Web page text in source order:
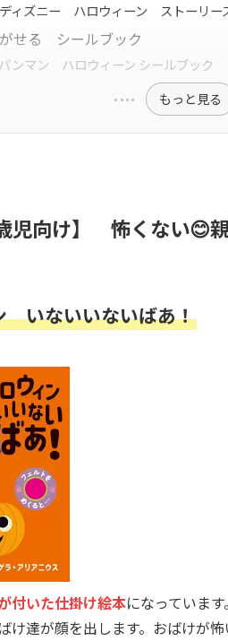
ィズニー ハロウィーン ストーリー
せる シールブック
ンマン ハロウィーン シールブック
もっと見る
児向け】 怖くない😊
いないいないばあ！
付いた仕掛け絵本になっていま
け達が顔を出します。おばけが